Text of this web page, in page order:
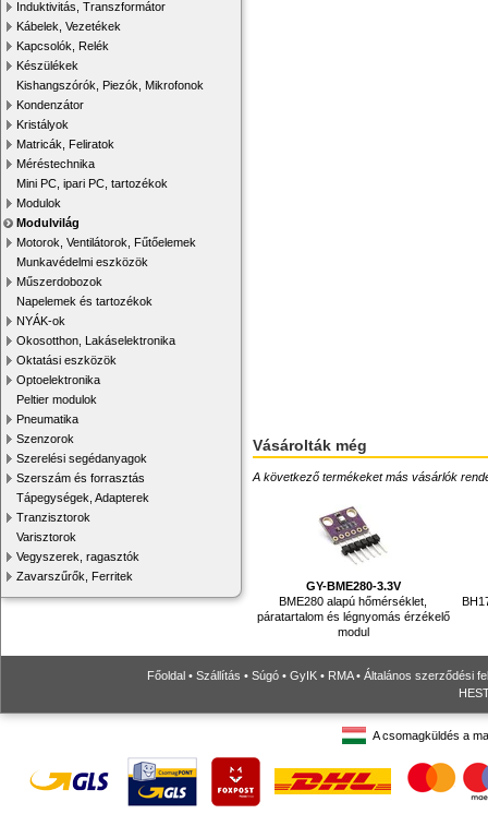
Induktivitás, Transzformátor
Kábelek, Vezetékek
Kapcsolók, Relék
Készülékek
Kishangszórók, Piezók, Mikrofonok
Kondenzátor
Kristályok
Matricák, Feliratok
Méréstechnika
Mini PC, ipari PC, tartozékok
Modulok
Modulvilág
Motorok, Ventilátorok, Fűtőelemek
Munkavédelmi eszközök
Műszerdobozok
Napelemek és tartozékok
NYÁK-ok
Okosotthon, Lakáselektronika
Oktatási eszközök
Optoelektronika
Peltier modulok
Pneumatika
Szenzorok
Szerelési segédanyagok
Szerszám és forrasztás
Tápegységek, Adapterek
Tranzisztorok
Varisztorok
Vegyszerek, ragasztók
Zavarszűrők, Ferritek
Vásárolták még
A következő termékeket más vásárlók
GY-BME280-3.3V
BME280 alapú hőmérséklet,
páratartalom és légnyomás érzékelő
modul
Főoldal • Szállítás • Súgó • GyIK • RMA• Általános szerződési
A csomagküldés a